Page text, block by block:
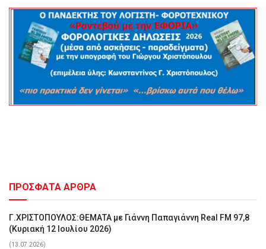
ΠΡΟΣΦΑΤΑ ΑΡΘΡΑ
Γ.ΧΡΙΣΤΟΠΟΥΛΟΣ:ΘΕΜΑΤΑ με Γιάννη Παπαγιάννη Real FM 97,8
(Κυριακή 12 Ιουλίου 2026)
(13.07.2026)